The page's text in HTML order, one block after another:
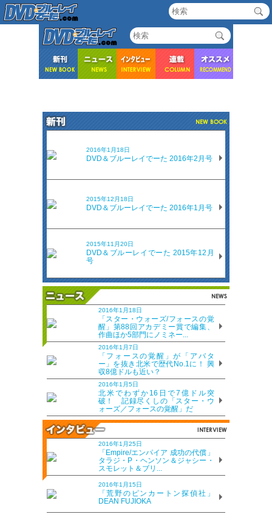
2016年1月18日
DVD＆ブルーレイでーた 2016年2月号
2015年12月18日
DVD＆ブルーレイでーた 2016年1月号
2015年11月20日
DVD＆ブルーレイでーた 2015年12月
号
2016年1月18日
「スター・ウォーズ/フォースの覚
醒」第88回アカデミー賞で編集、
作曲ほか5部門にノミネー...
2016年1月7日
「フォースの覚醒」が「アバタ
ー」を抜き北米で歴代No.1に！ 興
収8億ドルも近い？
2016年1月5日
北米でわずか16日で7億ドル突
破！ 記録尽くしの「スター・ウ
ォーズ／フォースの覚醒」だ
2016年1月25日
「Empire/エンパイア 成功の代償」
タラジ・P・ヘンソン＆ジャシー・
スモレット＆ブリ...
2016年1月15日
「荒野のピンカートン探偵社」
DEAN FUJIOKA